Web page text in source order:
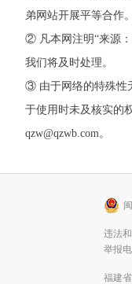
弟网站开展平等合作。
② 凡本网注明“来源
我们将及时处理。
③ 由于网络的特殊性
于使用时未及核实的
qzw@qzwb.com。
违法
举报电
福建